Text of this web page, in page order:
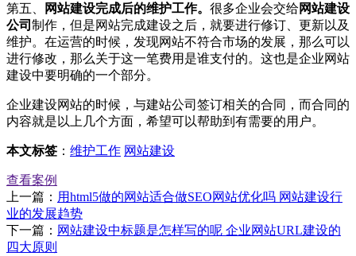
第五、 网站建设完成后的维护工作。 很多企业会交给网站建设
公司 制作，但是网站完成建设之后，就要进行修订、更新以及
维护。在运营的时候，发现网站不符合市场的发展，那么可以
进行修改，那么关于这一笔费用是谁支付的。这也是企业网站
建设中要明确的一个部分。
企业建设网站的时候，与建站公司签订相关的合同，而合同的
内容就是以上几个方面，希望可以帮助到有需要的用户。
本文标签 ： 维护工作 网站建设
查看案例
上一篇： 用html5做的网站适合做SEO网站优化吗 网站建设行
业的发展趋势
下一篇： 网站建设中标题是怎样写的呢 企业网站URL建设的
四大原则